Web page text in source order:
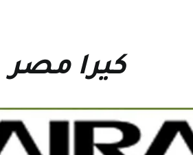
كيرا مصر